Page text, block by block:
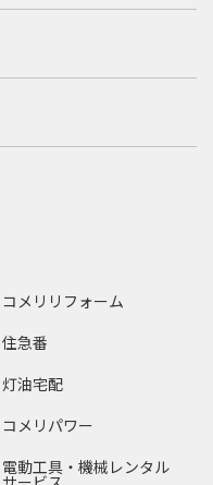
コメリリフォーム
住急番
灯油宅配
コメリパワー
電動工具・機械レンタル